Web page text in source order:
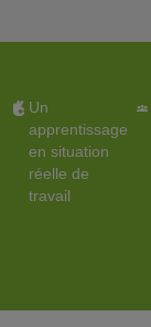
Un
apprentissage
en situation
réelle de
travail